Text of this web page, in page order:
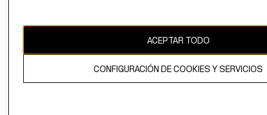
El contenido de esta página web está protegido por copyright y es
propiedad de H&M Hennes & Mauritz AB.
ACEPTAR TODO
CONFIGURACIÓN DE COOKIES Y SERVICIOS